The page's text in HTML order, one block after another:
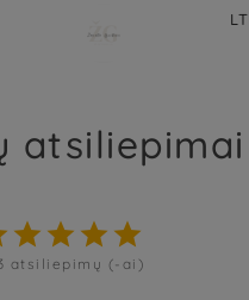
LT
atsiliepimai
   
atsiliepimų (-ai)